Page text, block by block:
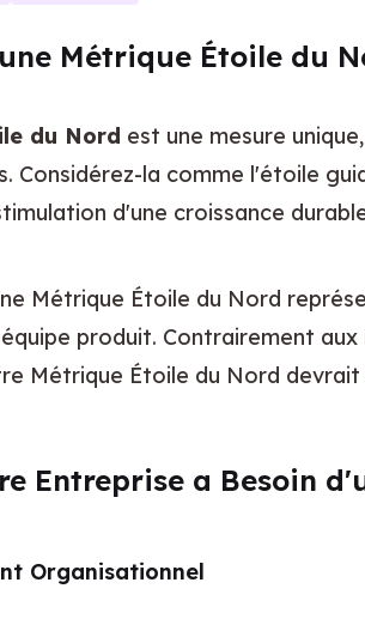
Métrique Étoile du
du Nord est une mesure
Considérez-la comme l'étoile
d'une croissance
Métrique Étoile du Nord
produit. Contrairement
Métrique Étoile du Nord
Entreprise a Besoin
Organisationnel